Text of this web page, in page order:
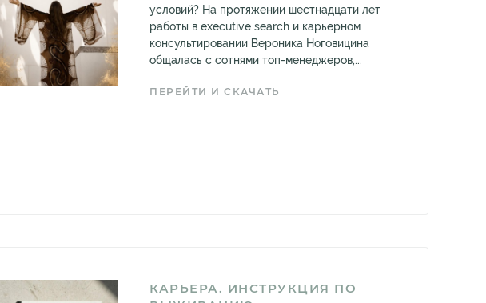
условий? На протяжении шестнадцати лет
работы в executive search и карьерном
консультировании Вероника Ноговицина
общалась с сотнями топ-менеджеров,...
ПЕРЕЙТИ И СКАЧАТЬ
КАРЬЕРА. ИНСТРУКЦИЯ ПО